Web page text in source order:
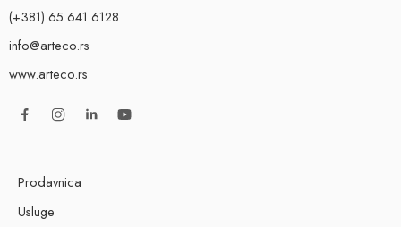
(+381) 65 641 6128
info@arteco.rs
www.arteco.rs
Prodavnica
Usluge